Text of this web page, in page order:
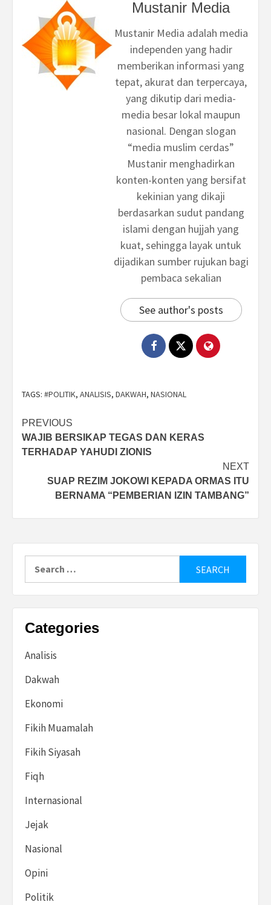
Mustanir Media
Mustanir Media adalah media
independen yang hadir
memberikan informasi yang
tepat, akurat dan terpercaya,
yang dikutip dari media-
media besar lokal maupun
nasional. Dengan slogan
“media muslim cerdas”
Mustanir menghadirkan
konten-konten yang bersifat
kekinian yang dikaji
berdasarkan sudut pandang
islami dengan hujjah yang
kuat, sehingga layak untuk
dijadikan sumber rujukan bagi
pembaca sekalian
See author's posts
TAGS: #POLITIK, ANALISIS, DAKWAH, NASIONAL
Post
navigation
PREVIOUS
WAJIB BERSIKAP TEGAS DAN KERAS
TERHADAP YAHUDI ZIONIS
NEXT
SUAP REZIM JOKOWI KEPADA ORMAS ITU
BERNAMA “PEMBERIAN IZIN TAMBANG”
Categories
Analisis
Dakwah
Ekonomi
Fikih Muamalah
Fikih Siyasah
Fiqh
Internasional
Jejak
Nasional
Opini
Politik